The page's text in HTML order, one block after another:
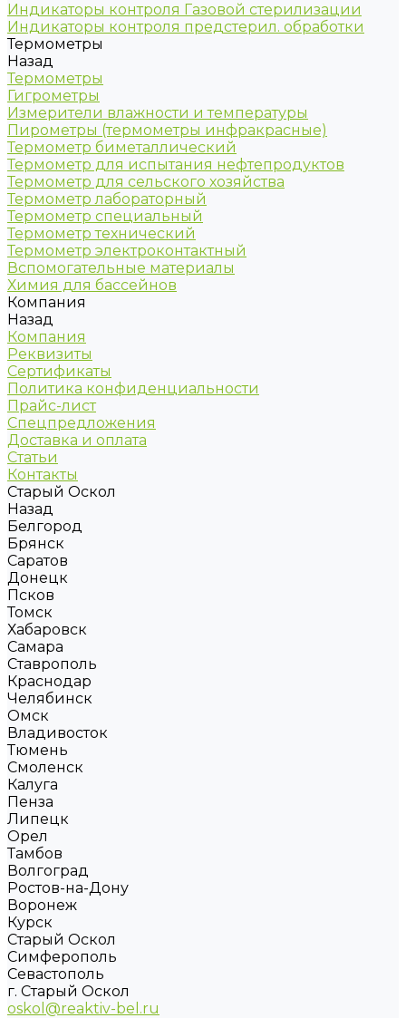
Индикаторы контроля Газовой стерилизации
Индикаторы контроля предстерил. обработки
Термометры
Назад
Термометры
Гигрометры
Измерители влажности и температуры
Пирометры (термометры инфракрасные)
Термометр биметаллический
Термометр для испытания нефтепродуктов
Термометр для сельского хозяйства
Термометр лабораторный
Термометр специальный
Термометр технический
Термометр электроконтактный
Вспомогательные материалы
Химия для бассейнов
Компания
Назад
Компания
Реквизиты
Сертификаты
Политика конфиденциальности
Прайс-лист
Спецпредложения
Доставка и оплата
Статьи
Контакты
Старый Оскол
Назад
Белгород
Брянск
Саратов
Донецк
Псков
Томск
Хабаровск
Самара
Ставрополь
Краснодар
Челябинск
Омск
Владивосток
Тюмень
Смоленск
Калуга
Пенза
Липецк
Орел
Тамбов
Волгоград
Ростов-на-Дону
Воронеж
Курск
Старый Оскол
Симферополь
Севастополь
г. Старый Оскол
oskol@reaktiv-bel.ru